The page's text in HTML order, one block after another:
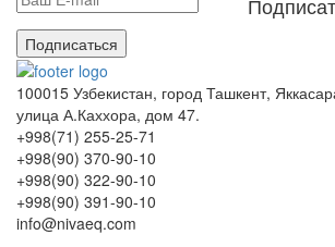
Подписаться
100015 Узбекистан, город Ташкент,
улица А.Каххора, дом 47.
+998(71) 255-25-71
+998(90) 370-90-10
+998(90) 322-90-10
+998(90) 391-90-10
info@nivaeq.com